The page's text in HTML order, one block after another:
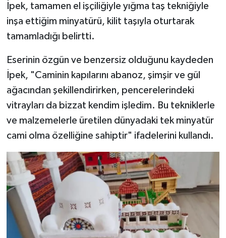
İpek, tamamen el işçiliğiyle yığma taş tekniğiyle
inşa ettiğim minyatürü, kilit taşıyla oturtarak
tamamladığı belirtti.
Eserinin özgün ve benzersiz olduğunu kaydeden
İpek, "Caminin kapılarını abanoz, şimşir ve gül
ağacından şekillendirirken, pencerelerindeki
vitrayları da bizzat kendim işledim. Bu tekniklerle
ve malzemelerle üretilen dünyadaki tek minyatür
cami olma özelliğine sahiptir" ifadelerini kullandı.